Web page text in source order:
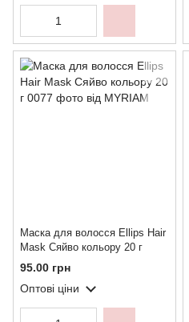
Маска для волосся Ellips Hair
Mask Сяйво кольору 20 г
95.00 грн
Оптові ціни